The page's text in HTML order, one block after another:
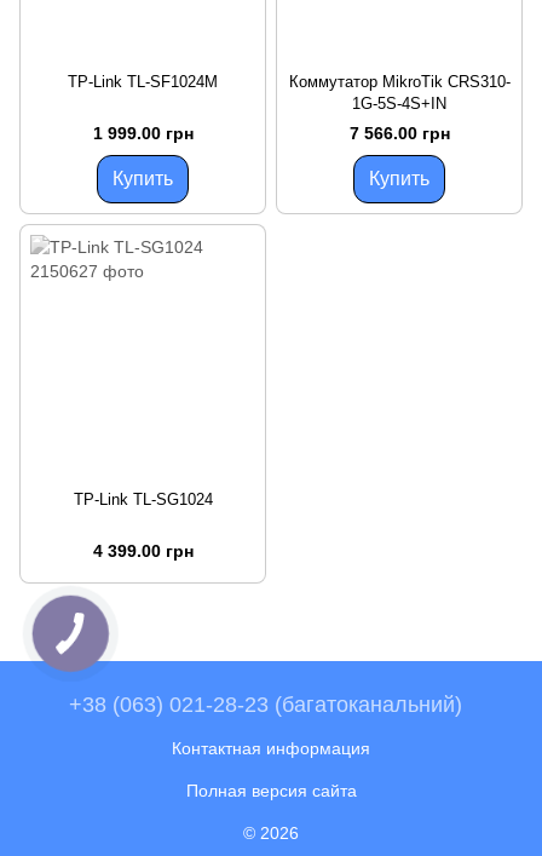
TP-Link TL-SF1024M
1 999.00 грн
Купить
Коммутатор MikroTik CRS310-
1G-5S-4S+IN
7 566.00 грн
Купить
TP-Link TL-SG1024
4 399.00 грн
+38 (063) 021-28-23 (багатоканальний)
Контактная информация
Полная версия сайта
© 2026